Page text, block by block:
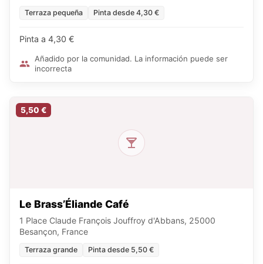
Terraza pequeña Pinta desde 4,30 €
Pinta a 4,30 €
Añadido por la comunidad. La información puede ser
incorrecta
5,50 €
Le Brass’Éliande Café
1 Place Claude François Jouffroy d'Abbans, 25000
Besançon, France
Terraza grande Pinta desde 5,50 €